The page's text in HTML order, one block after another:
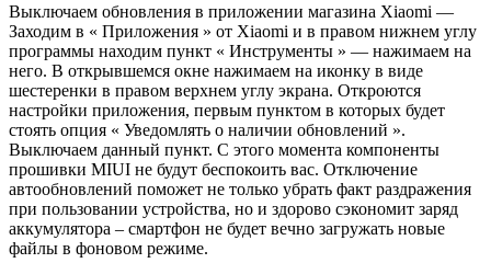
Выключаем обновления в приложении магазина Xiaomi —
Заходим в « Приложения » от Xiaomi и в правом нижнем углу
программы находим пункт « Инструменты » — нажимаем на
него. В открывшемся окне нажимаем на иконку в виде
шестеренки в правом верхнем углу экрана. Откроются
настройки приложения, первым пунктом в которых будет
стоять опция « Уведомлять о наличии обновлений ».
Выключаем данный пункт. С этого момента компоненты
прошивки MIUI не будут беспокоить вас. Отключение
автообновлений поможет не только убрать факт раздражения
при пользовании устройства, но и здорово сэкономит заряд
аккумулятора – смартфон не будет вечно загружать новые
файлы в фоновом режиме.